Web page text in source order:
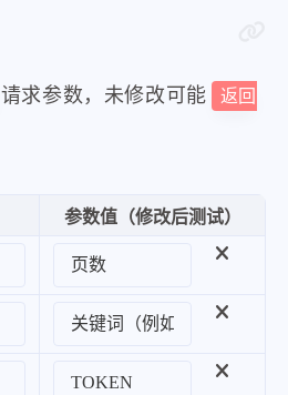
请求参数，未修改可能
返回
参数值（修改后测试）